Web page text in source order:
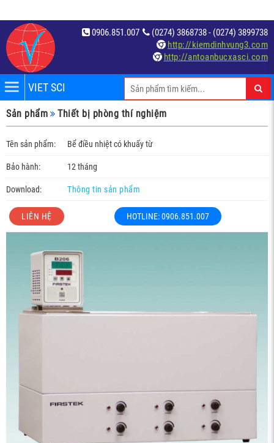
(0274) 3868738 - (0274) 3899738
0906.851.007
http://kiemdinhvung3.com
http://antoanbucxasci.com
VIET SCI
Sản phẩm Thiết bị phòng thí nghiệm
Tên sản phẩm: Bể điều nhiệt có khuấy từ
Bảo hành: 12 tháng
Download: Thông tin sản phẩm
LIÊN HỆ HOTLINE: 0906.851.007